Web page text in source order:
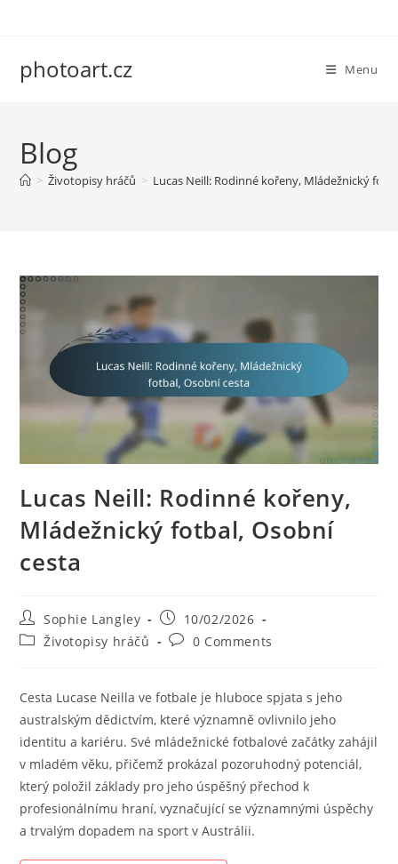
photoart.cz Menu
Blog
> Životopisy hráčů > Lucas Neill: Rodinné kořeny, Mládežnický
Lucas Neill: Rodinné kořeny,
Mládežnický fotbal, Osobní
cesta
Post
author:
Sophie Langley
Post
published:
10/02/2026
PostŽivotopisy hráčů
Post0 Comments
Cesta Lucase Neilla ve fotbale je hluboce spjata s jeho
australským dědictvím, které významně ovlivnilo jeho
identitu a kariéru. Své mládežnické fotbalové začátky zahájil
v mladém věku, přičemž prokázal pozoruhodný potenciál,
který položil základy pro jeho úspěšný přechod k
profesionálnímu hraní, vyznačující se významnými úspěchy
a trvalým dopadem na sport v Austrálii.